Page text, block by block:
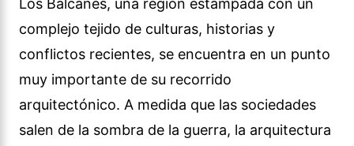
Los Balcanes, una región estampada con un
complejo tejido de culturas, historias y
conflictos recientes, se encuentra en un punto
muy importante de su recorrido
arquitectónico. A medida que las sociedades
salen de la sombra de la guerra, la arquitectura